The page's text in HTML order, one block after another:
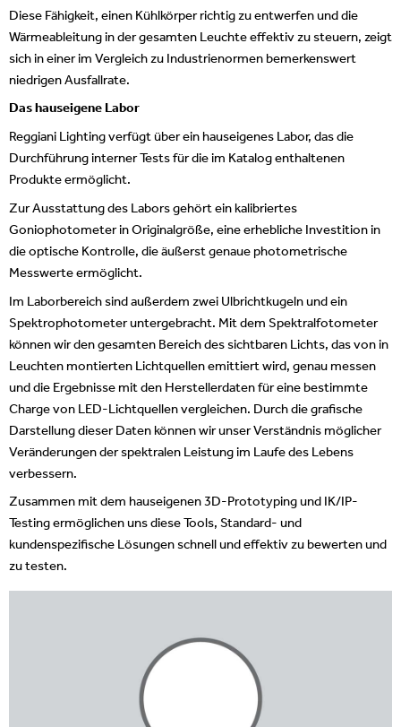
Diese Fähigkeit, einen Kühlkörper richtig zu entwerfen und die
Wärmeableitung in der gesamten Leuchte effektiv zu steuern, zeigt
sich in einer im Vergleich zu Industrienormen bemerkenswert
niedrigen Ausfallrate.
Das hauseigene Labor
Reggiani Lighting verfügt über ein hauseigenes Labor, das die
Durchführung interner Tests für die im Katalog enthaltenen
Produkte ermöglicht.
Zur Ausstattung des Labors gehört ein kalibriertes
Goniophotometer in Originalgröße, eine erhebliche Investition in
die optische Kontrolle, die äußerst genaue photometrische
Messwerte ermöglicht.
Im Laborbereich sind außerdem zwei Ulbrichtkugeln und ein
Spektrophotometer untergebracht. Mit dem Spektralfotometer
können wir den gesamten Bereich des sichtbaren Lichts, das von in
Leuchten montierten Lichtquellen emittiert wird, genau messen
und die Ergebnisse mit den Herstellerdaten für eine bestimmte
Charge von LED-Lichtquellen vergleichen. Durch die grafische
Darstellung dieser Daten können wir unser Verständnis möglicher
Veränderungen der spektralen Leistung im Laufe des Lebens
verbessern.
Zusammen mit dem hauseigenen 3D-Prototyping und IK/IP-
Testing ermöglichen uns diese Tools, Standard- und
kundenspezifische Lösungen schnell und effektiv zu bewerten und
zu testen.